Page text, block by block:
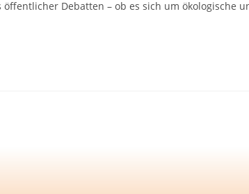
Debatten – ob es sich um ökologische